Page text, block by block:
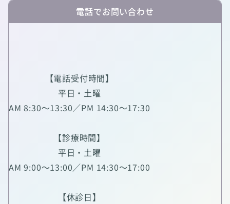
電話でお問い合わせ
【電話受付時間】
平日・土曜
AM 8:30～13:30／PM 14:30～17:30
【診療時間】
平日・土曜
AM 9:00～13:00／PM 14:30～17:00
【休診日】